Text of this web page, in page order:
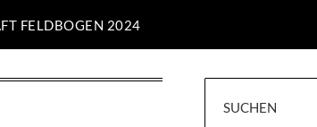
FELDBOGEN 2024
SUCHEN